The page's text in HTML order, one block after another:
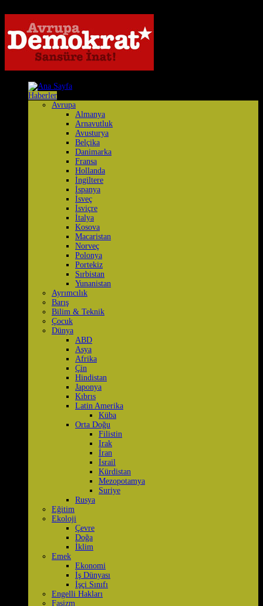
Haberler
Avrupa
Almanya
Arnavutluk
Avusturya
Belçika
Danimarka
Fransa
Hollanda
İngiltere
İspanya
İsveç
İsviçre
İtalya
Kosova
Macaristan
Norveç
Polonya
Portekiz
Sırbistan
Yunanistan
Ayrımcılık
Barış
Bilim & Teknik
Çocuk
Dünya
ABD
Asya
Afrika
Çin
Hindistan
Japonya
Kıbrıs
Latin Amerika
Küba
Orta Doğu
Filistin
Irak
İran
İsrail
Kürdistan
Mezopotamya
Suriye
Rusya
Eğitim
Ekoloji
Çevre
Doğa
İklim
Emek
Ekonomi
İş Dünyası
İşçi Sınıfı
Engelli Hakları
Faşizm